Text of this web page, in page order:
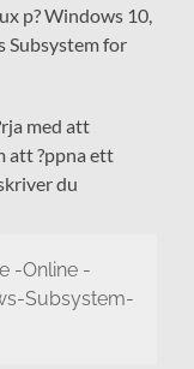
p? Windows 10,
Subsystem for
med att
att ?ppna ett
du
-Online -
Subsystem-